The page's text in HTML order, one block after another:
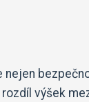
výšek